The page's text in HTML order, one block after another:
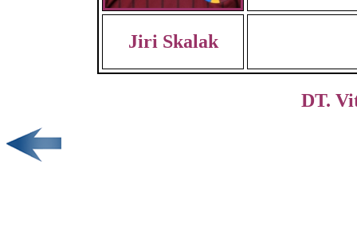
Jiri Skalak
DT.